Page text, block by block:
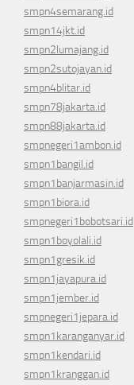
smpn4semarang.id
smpn14jkt.id
smpn2lumajang.id
smpn2sutojayan.id
smpn4blitar.id
smpn78jakarta.id
smpn88jakarta.id
smpnegeri1ambon.id
smpn1bangil.id
smpn1banjarmasin.id
smpn1biora.id
smpnegeri1bobotsari.id
smpn1boyolali.id
smpn1gresik.id
smpn1jayapura.id
smpn1jember.id
smpnegeri1jepara.id
smpn1karanganyar.id
smpn1kendari.id
smpn1kranggan.id